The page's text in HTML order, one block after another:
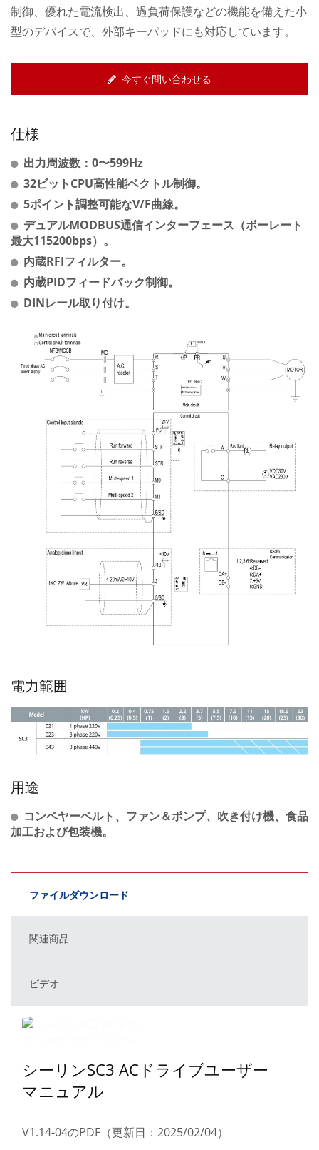
制御、優れた電流検出、過負荷保護などの機能を備えた小
型のデバイスで、外部キーパッドにも対応しています。
今すぐ問い合わせる
仕様
出力周波数：0〜599Hz
32ビットCPU高性能ベクトル制御。
5ポイント調整可能なV/F曲線。
デュアルMODBUS通信インターフェース（ボーレート
最大115200bps）。
内蔵RFIフィルター。
内蔵PIDフィードバック制御。
DINレール取り付け。
電力範囲
用途
コンベヤーベルト、ファン＆ポンプ、吹き付け機、食品
加工および包装機。
ファイルダウンロード
関連商品
ビデオ
シーリンSC3 ACドライブユーザー
マニュアル
V1.14-04のPDF（更新日：2025/02/04）